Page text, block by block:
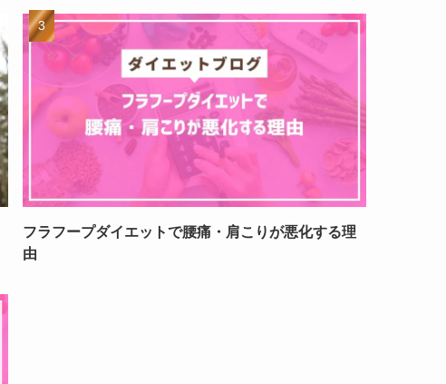
フラフープダイエットで腰痛・肩こりが悪化する理
由